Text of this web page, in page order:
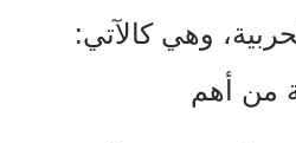
وهي كالآتي:
من أهم